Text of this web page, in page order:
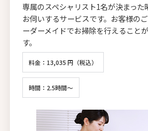
専属のスペシャリスト1名が決まった
お伺いするサービスです。お客様の
ーダーメイドでお掃除を行えること
す。
料金：13,035 円（税込）
時間：2.5時間～